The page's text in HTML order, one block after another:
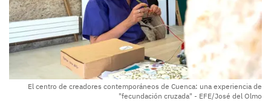
El centro de creadores contemporáneos de Cuenca: una experiencia de
"fecundación cruzada" - EFE/José del Olmo